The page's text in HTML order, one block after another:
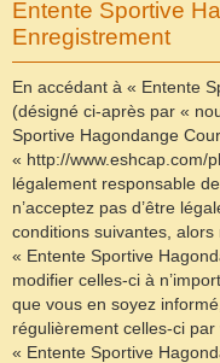
Entente Sportive
Enregistrement
En accédant à « Entente
(désigné ci-après par «
Sportive Hagondange
« http://www.eshcap.com/
légalement responsable
n’acceptez pas d’être
conditions suivantes, alors
« Entente Sportive
modifier celles-ci à
que vous en soyez
régulièrement celles-ci
« Entente Sportive